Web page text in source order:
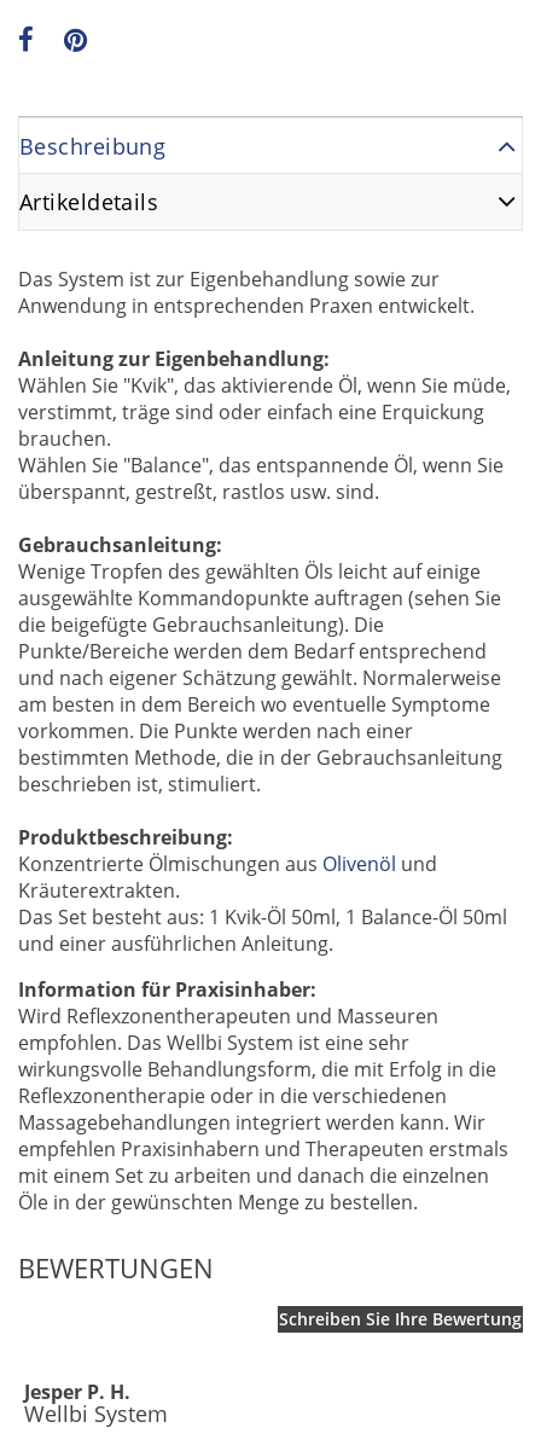
Beschreibung
Artikeldetails
Das System ist zur Eigenbehandlung sowie zur
Anwendung in entsprechenden Praxen entwickelt.
Anleitung zur Eigenbehandlung:
Wählen Sie "Kvik", das aktivierende Öl, wenn Sie müde,
verstimmt, träge sind oder einfach eine Erquickung
brauchen.
Wählen Sie "Balance", das entspannende Öl, wenn Sie
überspannt, gestreßt, rastlos usw. sind.
Gebrauchsanleitung:
Wenige Tropfen des gewählten Öls leicht auf einige
ausgewählte Kommandopunkte auftragen (sehen Sie
die beigefügte Gebrauchsanleitung). Die
Punkte/Bereiche werden dem Bedarf entsprechend
und nach eigener Schätzung gewählt. Normalerweise
am besten in dem Bereich wo eventuelle Symptome
vorkommen. Die Punkte werden nach einer
bestimmten Methode, die in der Gebrauchsanleitung
beschrieben ist, stimuliert.
Produktbeschreibung:
Konzentrierte Ölmischungen aus Olivenöl und
Kräuterextrakten.
Das Set besteht aus: 1 Kvik-Öl 50ml, 1 Balance-Öl 50ml
und einer ausführlichen Anleitung.
Information für Praxisinhaber:
Wird Reflexzonentherapeuten und Masseuren
empfohlen. Das Wellbi System ist eine sehr
wirkungsvolle Behandlungsform, die mit Erfolg in die
Reflexzonentherapie oder in die verschiedenen
Massagebehandlungen integriert werden kann. Wir
empfehlen Praxisinhabern und Therapeuten erstmals
mit einem Set zu arbeiten und danach die einzelnen
Öle in der gewünschten Menge zu bestellen.
BEWERTUNGEN
Schreiben Sie Ihre Bewertung
Jesper P. H.
Wellbi System